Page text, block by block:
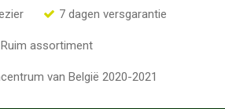
7 dagen versgarantie
Ruim assortiment
van België 2020-2021